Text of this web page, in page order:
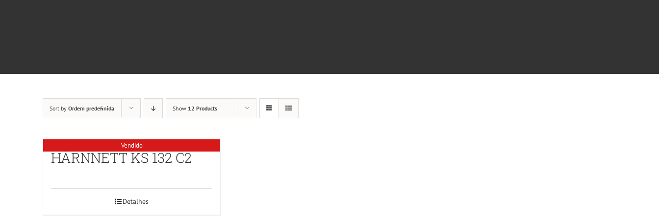
Sort by Ordem predefinida Show 12 Products
Vendido
HÄRNNETT KS 132 C2
Detalhes